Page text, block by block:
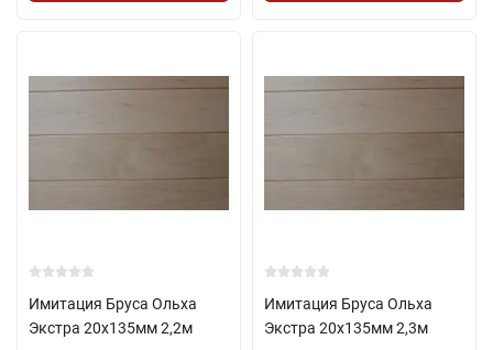
Имитация Бруса Ольха
Экстра 20х135мм 2,2м
Имитация Бруса Ольха
Экстра 20х135мм 2,3м